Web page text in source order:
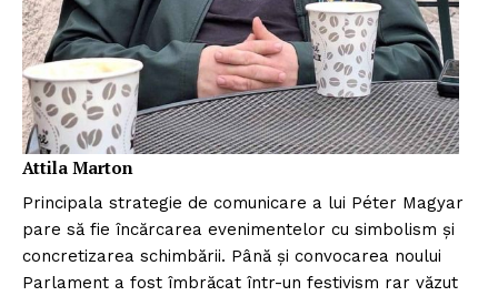
Attila Marton
Principala strategie de comunicare a lui Péter Magyar
pare să fie încărcarea evenimentelor cu simbolism și
concretizarea schimbării. Până și convocarea noului
Parlament a fost îmbrăcat într-un festivism rar văzut